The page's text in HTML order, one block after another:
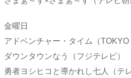
金曜日
アドベンチャー・タイム（TOKYO
ダウンタウンなう（フジテレビ）
勇者ヨシヒコと導かれし七人（テ